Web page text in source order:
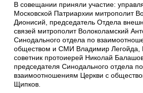
В совещании приняли участие:
Московской Патриархии митрополит
Дионисий, председатель Отдела
связей митрополит Волоколамский
Синодального отдела по
обществом и СМИ Владимир Легойда,
советник протоиерей Николай
председателя Синодального отдела по
взаимоотношениям Церкви с
Щипков.